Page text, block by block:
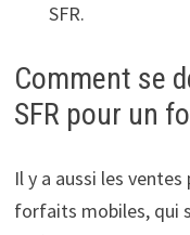
SFR.
Comment se
SFR pour un
Il y a aussi les
forfaits mobiles, qui